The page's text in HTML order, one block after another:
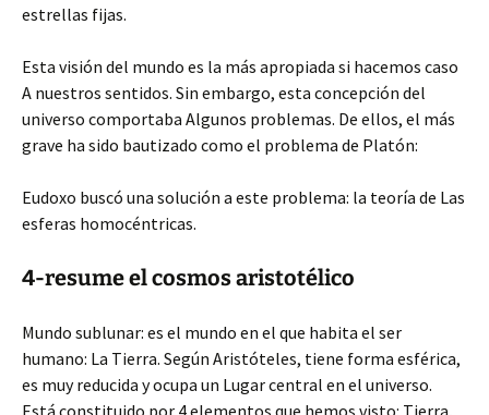
estrellas fijas.
Esta visión del mundo es la más apropiada si hacemos caso
A nuestros sentidos. Sin embargo, esta concepción del
universo comportaba Algunos problemas. De ellos, el más
grave ha sido bautizado como el problema de Platón:
Eudoxo buscó una solución a este problema: la teoría de Las
esferas homocéntricas.
4-resume el cosmos aristotélico
Mundo sublunar: es el mundo en el que habita el ser
humano: La Tierra. Según Aristóteles, tiene forma esférica,
es muy reducida y ocupa un Lugar central en el universo.
Está constituido por 4 elementos que hemos visto: Tierra,